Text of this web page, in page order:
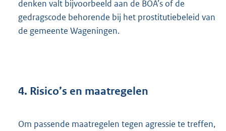
denken valt bijvoorbeeld aan de BOA’s of de
gedragscode behorende bij het prostitutiebeleid van
de gemeente Wageningen.
4. Risico’s en maatregelen
Om passende maatregelen tegen agressie te treffen,